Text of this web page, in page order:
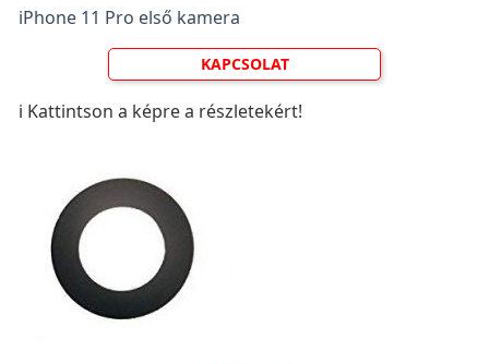
iPhone 11 Pro első kamera
KAPCSOLAT
ℹ️ Kattintson a képre a részletekért!